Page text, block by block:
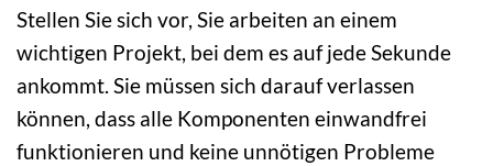
Stellen Sie sich vor, Sie arbeiten an einem
wichtigen Projekt, bei dem es auf jede Sekunde
ankommt. Sie müssen sich darauf verlassen
können, dass alle Komponenten einwandfrei
funktionieren und keine unnötigen Probleme